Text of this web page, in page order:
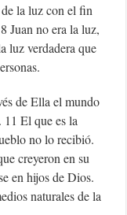
la luz con el fin
Juan no era la luz,
luz verdadera que
de Ella el mundo
El que es la
no lo recibió.
creyeron en su
en hijos de Dios.
naturales de la